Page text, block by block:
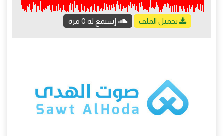
تحميل الملف إستمع له 0 مرة